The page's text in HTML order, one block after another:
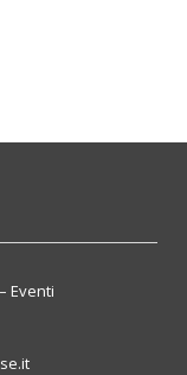
Eventi